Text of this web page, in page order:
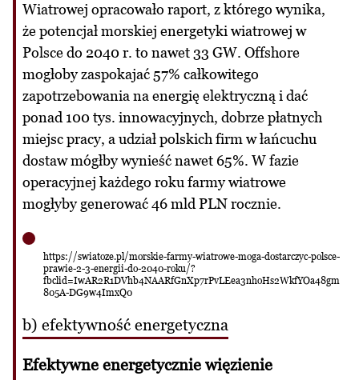
Wiatrowej opracowało raport, z którego wynika,
że potencjał morskiej energetyki wiatrowej w
Polsce do 2040 r. to nawet 33 GW. Offshore
mogłoby zaspokajać 57% całkowitego
zapotrzebowania na energię elektryczną i dać
ponad 100 tys. innowacyjnych, dobrze płatnych
miejsc pracy, a udział polskich firm w łańcuchu
dostaw mógłby wynieść nawet 65%. W fazie
operacyjnej każdego roku farmy wiatrowe
mogłyby generować 46 mld PLN rocznie.
https://swiatoze.pl/morskie-farmy-wiatrowe-moga-dostarczyc-polsce-
prawie-2-3-energii-do-2040-roku/?
fbclid=IwAR2R1DVhb4NAARfGnXp7rPvLEea3nhoHs2WkfYOa48gm
805A-DG9w4ImxQ0
b) efektywność energetyczna
Efektywne energetycznie więzienie